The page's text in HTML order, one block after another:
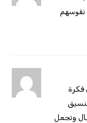
نفوسهم
فكرة
وتجعل